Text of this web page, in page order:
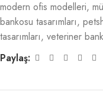
modern ofis modelleri,
bankosu tasarımları,
tasarımları, veteriner
Paylaş: